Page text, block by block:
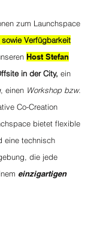
zum Launchspace
Verfügbarkeit
Host Stefan
in der City, ein
, einen Workshop bzw.
Co-Creation
bietet flexible
eine technisch
die jede
einzigartigen